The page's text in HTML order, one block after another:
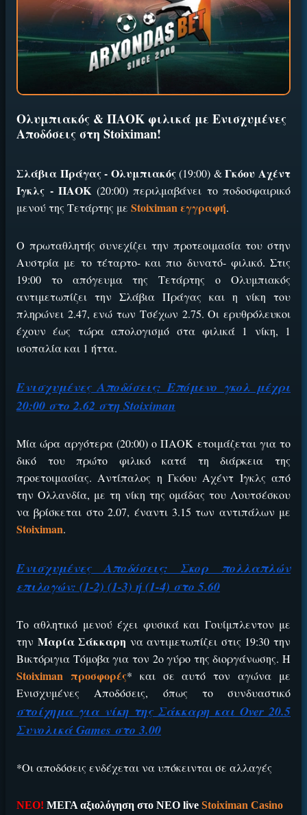
Ολυμπιακός & ΠΑΟΚ φιλικά με Ενισχυμένες
Αποδόσεις στη Stoiximan!
Σλάβια Πράγας - Ολυμπιακός(19:00) &Γκόου Αχέντ
Ιγκλς - ΠΑΟΚ (20:00) περιλμαβάνει το ποδοσφαιρικό
μενού της Τετάρτης με Stoiximan εγγραφή.
Ο πρωταθλητής συνεχίζει την προτεοιμασία του στην
Αυστρία με το τέταρτο- και πιο δυνατό- φιλικό. Στις
19:00 το απόγευμα της Τετάρτης ο Ολυμπιακός
αντιμετωπίζει την Σλάβια Πράγας και η νίκη του
πληρώνει 2.47, ενώ των Τσέχων 2.75. Οι ερυθρόλευκοι
έχουν έως τώρα απολογισμό στα φιλικά 1 νίκη, 1
ισοπαλία και 1 ήττα.
Ενισχυμένες Αποδόσεις: Επόμενο γκολ μέχρι
20:00 στο 2.62 στη Stoiximan
Μία ώρα αργότερα (20:00) ο ΠΑΟΚ ετοιμάζεται για το
δικό του πρώτο φιλικό κατά τη διάρκεια της
προετοιμασίας. Αντίπαλος η Γκόου Αχέντ Ιγκλς από
την Ολλανδία, με τη νίκη της ομάδας του Λουτσέσκου
να βρίσκεται στο 2.07, έναντι 3.15 των αντιπάλων με
Stoiximan.
Ενισχυμένες Αποδόσεις: Σκορ πολλαπλών
επιλογών: (1-2) (1-3) ή (1-4) στο 5.60
Το αθλητικό μενού έχει φυσικά και Γουίμπλεντον με
την Μαρία Σάκκαρη να αντιμετωπίζει στις 19:30 την
Bικτόριγια Τόμοβα για τον 2ο γύρο της διοργάνωσης. Η
Stoiximan προσφορές* και σε αυτό τον αγώνα με
Ενισχυμένες Αποδόσεις, όπως το συνδυαστικό
στοίχημα για νίκη της Σάκκαρη και Over 20.5
Συνολικά Games στο 3.00
*Οι αποδόσεις ενδέχεται να υπόκεινται σε αλλαγές
ΝΕΟ! ΜΕΓΑ αξιολόγηση στο ΝΕΟ live Stoiximan Casino
ΕΓΚΡΙΣΗ ΑΠΟ ΑΡΧΟΝΤΑ ΕΓΚΡΙΣΗ ΑΠΟ ΑΡΧΟΝΤΑ